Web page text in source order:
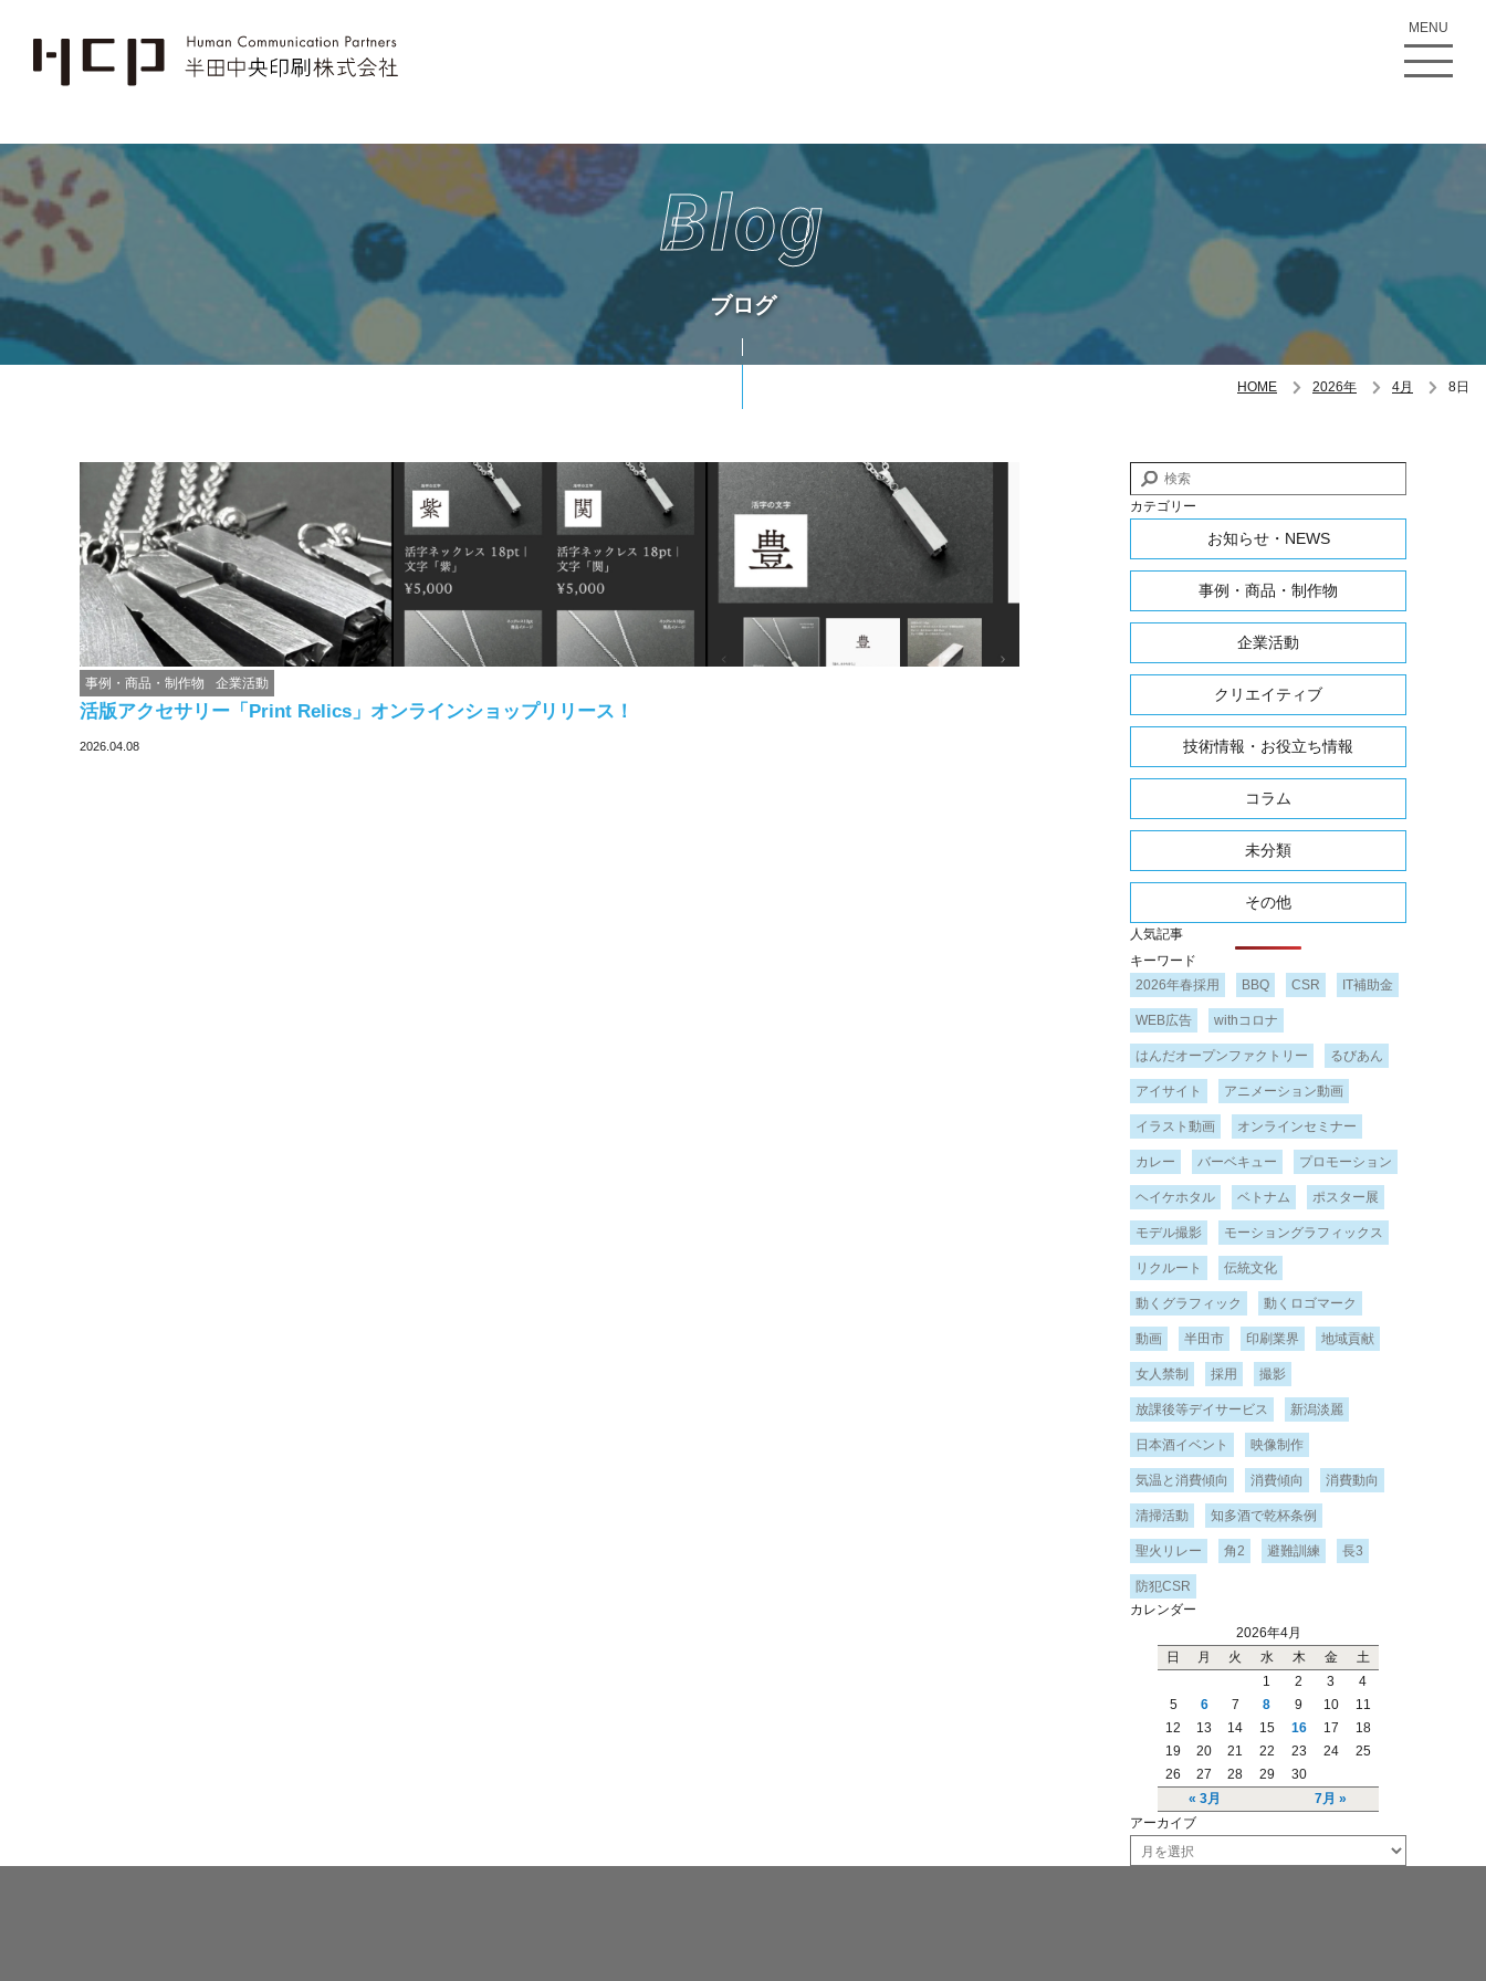
MENU
Blog
ブログ
HOME 2026年 4月 8日
活版アクセサリー「Print Relics」オンラインショップリリース！
事例・商品・制作物 企業活動
2026.04.08
カテゴリー
お知らせ・NEWS
事例・商品・制作物
企業活動
クリエイティブ
技術情報・お役立ち情報
コラム
未分類
その他
人気記事
キーワード
2026年春採用
BBQ CSR IT補助金
WEB広告 withコロナ
はんだオープンファクトリー るびあん
アイサイト アニメーション動画
イラスト動画 オンラインセミナー
カレー バーベキュー プロモーション
ヘイケホタル ベトナム ポスター展
モデル撮影 モーショングラフィックス
リクルート 伝統文化
動くグラフィック 動くロゴマーク
動画 半田市 印刷業界 地域貢献
女人禁制 採用 撮影
放課後等デイサービス 新潟淡麗
日本酒イベント 映像制作
気温と消費傾向 消費傾向 消費動向
清掃活動 知多酒で乾杯条例
聖火リレー 角2 避難訓練 長3
防犯CSR
カレンダー
2026年4月
日
月 火 水 木 金 土
« 3月 7月 »
1 2 3
4
5
6 7 8 9 10
11
12
13 14 15 16 17
18
19
20 21 22 23 24
25
26
27 28 29 30
アーカイブ
ー